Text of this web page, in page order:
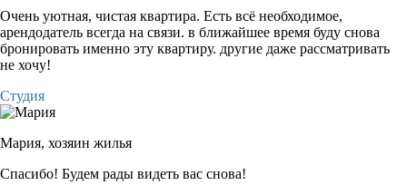
Очень уютная, чистая квартира. Есть всё необходимое,
арендодатель всегда на связи. в ближайшее время буду снова
бронировать именно эту квартиру. другие даже рассматривать
не хочу!
Студия
Мария, хозяин жилья
Спасибо! Будем рады видеть вас снова!